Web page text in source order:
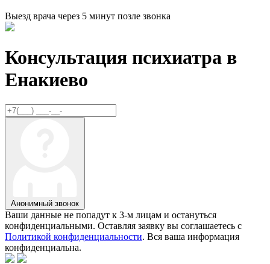
Выезд врача через 5 минут позле звонка
Консультация психиатра в
Енакиево
Анонимный звонок
Ваши данные не попадут к 3-м лицам и остануться
конфиденциальными. Оставляя заявку вы соглашаетесь с
Политикой конфиденциальности. Вся ваша информация
конфиденциальна.